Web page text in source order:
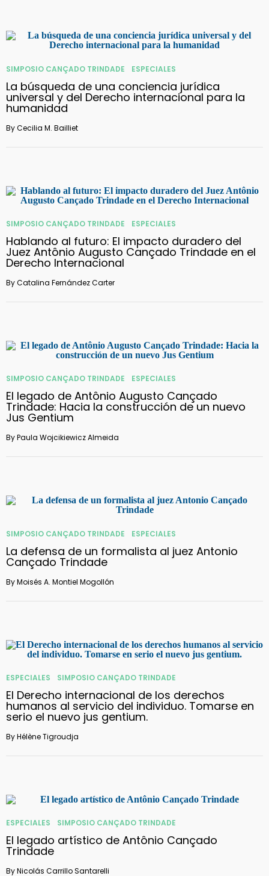
SIMPOSIO CANÇADO TRINDADE ESPECIALES
La búsqueda de una conciencia jurídica
universal y del Derecho internacional para la
humanidad
ByCecilia M. Bailliet
SIMPOSIO CANÇADO TRINDADE ESPECIALES
Hablando al futuro: El impacto duradero del
Juez Antônio Augusto Cançado Trindade en el
Derecho Internacional
ByCatalina Fernández Carter
SIMPOSIO CANÇADO TRINDADE ESPECIALES
El legado de Antônio Augusto Cançado
Trindade: Hacia la construcción de un nuevo
Jus Gentium
ByPaula Wojcikiewicz Almeida
SIMPOSIO CANÇADO TRINDADE ESPECIALES
La defensa de un formalista al juez Antonio
Cançado Trindade
ByMoisés A. Montiel Mogollón
ESPECIALES SIMPOSIO CANÇADO TRINDADE
El Derecho internacional de los derechos
humanos al servicio del individuo. Tomarse en
serio el nuevo jus gentium.
ByHélène Tigroudja
ESPECIALES SIMPOSIO CANÇADO TRINDADE
El legado artístico de Antônio Cançado
Trindade
ByNicolás Carrillo Santarelli